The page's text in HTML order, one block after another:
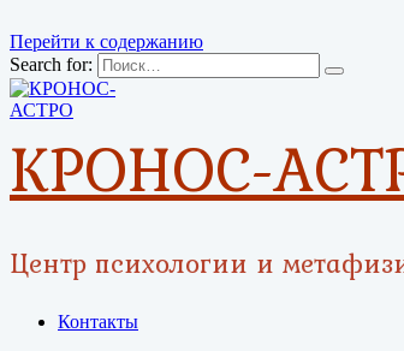
Перейти к содержанию
Search for:
КРОНОС-
Центр психологии и
Контакты